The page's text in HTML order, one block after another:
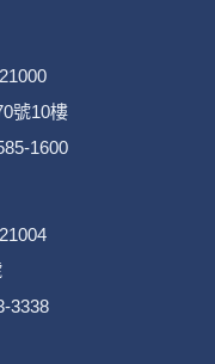
號10樓
1600
3338